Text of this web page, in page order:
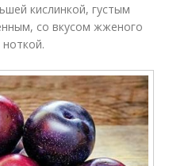
кислинкой, густым
со вкусом жженого